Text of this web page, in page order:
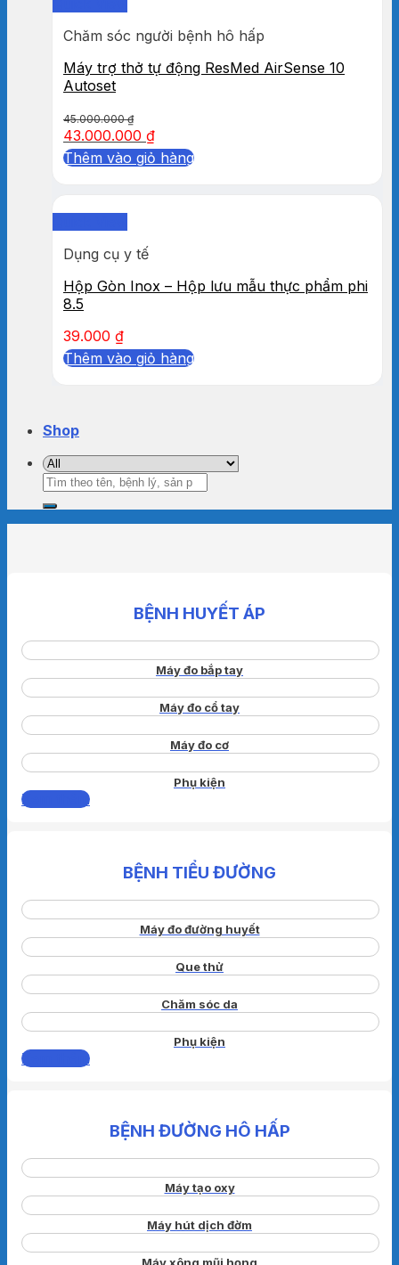
Chăm sóc người bệnh hô hấp
Máy trợ thở tự động ResMed AirSense 10
Autoset
45.000.000₫
43.000.000 ₫
Thêm vào giỏ hàng
Dụng cụ y tế
Hộp Gòn Inox – Hộp lưu mẫu thực phẩm phi
8.5
39.000 ₫
Thêm vào giỏ hàng
Shop
Tìm
kiếm:
BỆNH HUYẾT ÁP
Máy đo bắp tay
Máy đo cổ tay
Máy đo cơ
Phụ kiện
Xem thêm
BỆNH TIỂU ĐƯỜNG
Máy đo đường huyết
Que thử
Chăm sóc da
Phụ kiện
Xem thêm
BỆNH ĐƯỜNG HÔ HẤP
Máy tạo oxy
Máy hút dịch đờm